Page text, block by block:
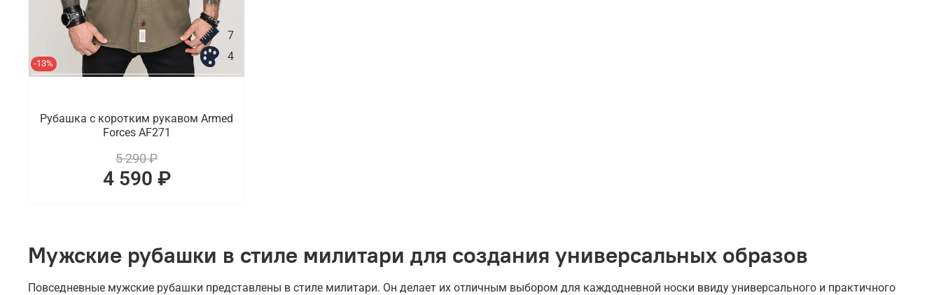
-13%
7
4
Рубашка с коротким рукавом Armed
Forces AF271
5 290 ₽
4 590 ₽
Мужские рубашки в стиле милитари для создания универсальных образов
Повседневные мужские рубашки представлены в стиле милитари. Он делает их отличным выбором для каждодневной носки ввиду универсального и практичного